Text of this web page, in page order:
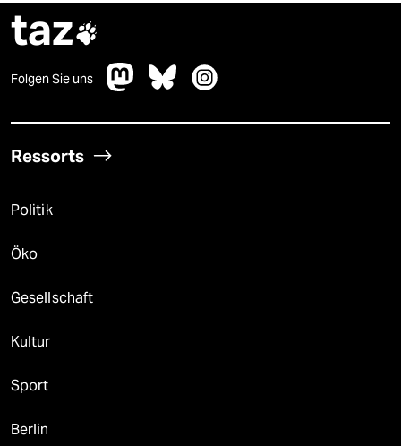
taz
Folgen Sie uns
Ressorts
Politik
Öko
Gesellschaft
Kultur
Sport
Berlin